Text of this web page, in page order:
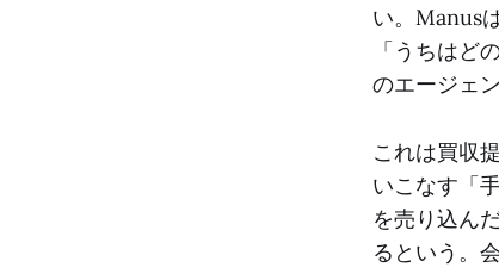
い。Manus
「うちはど
のエージェ
これは買収
いこなす「
を売り込ん
るという。